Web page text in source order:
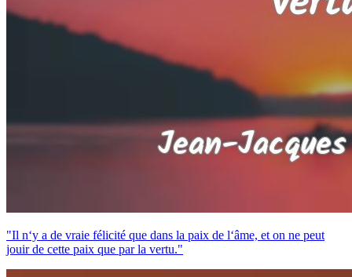
"Il n‘y a de vraie félicité que dans la paix de l‘âme, et on ne peut
jouir de cette paix que par la vertu."